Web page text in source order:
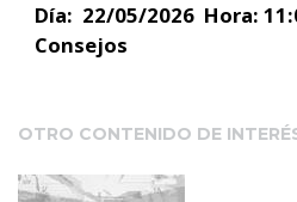
Día: 22/05/2026 Hora:
Consejos
OTRO CONTENIDO DE